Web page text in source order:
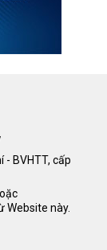
- BVHTT, cấp
Website này.